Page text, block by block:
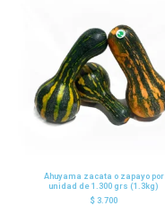
Ahuyama zacata o zapayo por
unidad de 1.300 grs (1.3kg)
$ 3.700